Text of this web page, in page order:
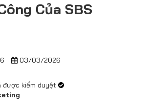
Của SBS
03/03/2026
được kiểm duyệt